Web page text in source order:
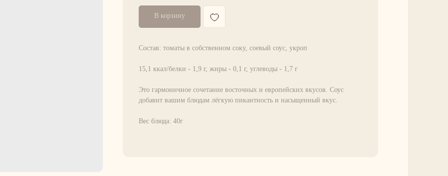
В корзину
Состав: томаты в собственном соку, соевый соус, укроп
15,1 ккал/белки - 1,9 г, жиры - 0,1 г, углеводы - 1,7 г
Это гармоничное сочетание восточных и европейских вкусов. Соус
добавит вашим блюдам лёгкую пикантность и насыщенный вкус.
Вес блюда: 40г